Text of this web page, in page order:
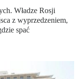
Władze Rosji
z wyprzedzeniem,
spać